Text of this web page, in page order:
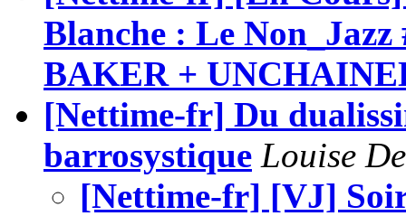
Blanche : Le
BAKER +
[Nettime-fr] Du
barrosystique Louise
[Nettime-fr] [VJ]